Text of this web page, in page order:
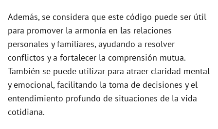
Además, se considera que este código puede ser útil
para promover la armonía en las relaciones
personales y familiares, ayudando a resolver
conflictos y a fortalecer la comprensión mutua.
También se puede utilizar para atraer claridad mental
y emocional, facilitando la toma de decisiones y el
entendimiento profundo de situaciones de la vida
cotidiana.